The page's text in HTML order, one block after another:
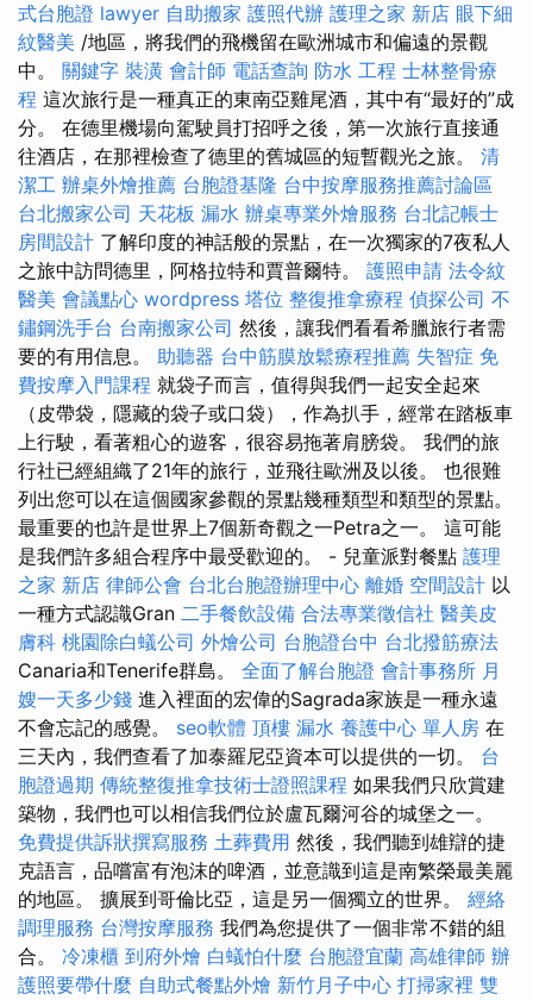
式台胞證 lawyer 自助搬家 護照代辦 護理之家 新店 眼下細
紋醫美 /地區，將我們的飛機留在歐洲城市和偏遠的景觀
中。 關鍵字 裝潢 會計師 電話查詢 防水 工程 士林整骨療
程 這次旅行是一種真正的東南亞雞尾酒，其中有“最好的”成
分。 在德里機場向駕駛員打招呼之後，第一次旅行直接通
往酒店，在那裡檢查了德里的舊城區的短暫觀光之旅。 清
潔工 辦桌外燴推薦 台胞證基隆 台中按摩服務推薦討論區
台北搬家公司 天花板 漏水 辦桌專業外燴服務 台北記帳士
房間設計 了解印度的神話般的景點，在一次獨家的7夜私人
之旅中訪問德里，阿格拉特和賈普爾特。 護照申請 法令紋
醫美 會議點心 wordpress 塔位 整復推拿療程 偵探公司 不
鏽鋼洗手台 台南搬家公司 然後，讓我們看看希臘旅行者需
要的有用信息。 助聽器 台中筋膜放鬆療程推薦 失智症 免
費按摩入門課程 就袋子而言，值得與我們一起安全起來
（皮帶袋，隱藏的袋子或口袋），作為扒手，經常在踏板車
上行駛，看著粗心的遊客，很容易拖著肩膀袋。 我們的旅
行社已經組織了21年的旅行，並飛往歐洲及以後。 也很難
列出您可以在這個國家參觀的景點幾種類型和類型的景點。
最重要的也許是世界上7個新奇觀之一Petra之一。 這可能
是我們許多組合程序中最受歡迎的。 - 兒童派對餐點 護理
之家 新店 律師公會 台北台胞證辦理中心 離婚 空間設計 以
一種方式認識Gran 二手餐飲設備 合法專業徵信社 醫美皮
膚科 桃園除白蟻公司 外燴公司 台胞證台中 台北撥筋療法
Canaria和Tenerife群島。 全面了解台胞證 會計事務所 月
嫂一天多少錢 進入裡面的宏偉的Sagrada家族是一種永遠
不會忘記的感覺。 seo軟體 頂樓 漏水 養護中心 單人房 在
三天內，我們查看了加泰羅尼亞資本可以提供的一切。 台
胞證過期 傳統整復推拿技術士證照課程 如果我們只欣賞建
築物，我們也可以相信我們位於盧瓦爾河谷的城堡之一。
免費提供訴狀撰寫服務 土葬費用 然後，我們聽到雄辯的捷
克語言，品嚐富有泡沫的啤酒，並意識到這是南繁榮最美麗
的地區。 擴展到哥倫比亞，這是另一個獨立的世界。 經絡
調理服務 台灣按摩服務 我們為您提供了一個非常不錯的組
合。 冷凍櫃 到府外燴 白蟻怕什麼 台胞證宜蘭 高雄律師 辦
護照要帶什麼 自助式餐點外燴 新竹月子中心 打掃家裡 雙